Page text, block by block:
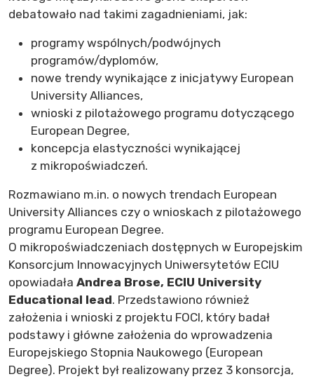
debatowało nad takimi zagadnieniami, jak:
programy wspólnych/podwójnych
programów/dyplomów,
nowe trendy wynikające z inicjatywy European
University Alliances,
wnioski z pilotażowego programu dotyczącego
European Degree,
koncepcja elastyczności wynikającej
z mikropoświadczeń.
Rozmawiano m.in. o nowych trendach European
University Alliances czy o wnioskach z pilotażowego
programu European Degree.
O mikropoświadczeniach dostępnych w Europejskim
Konsorcjum Innowacyjnych Uniwersytetów ECIU
opowiadała Andrea Brose, ECIU University
Educational lead. Przedstawiono również
założenia i wnioski z projektu FOCI, który badał
podstawy i główne założenia do wprowadzenia
Europejskiego Stopnia Naukowego (European
Degree). Projekt był realizowany przez 3 konsorcja,